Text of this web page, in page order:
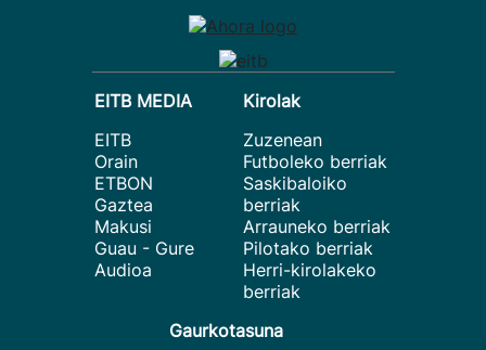
EITB MEDIA
EITB
Orain
ETBON
Gaztea
Makusi
Guau - Gure
Audioa
Kirolak
Zuzenean
Futboleko berriak
Saskibaloiko
berriak
Arrauneko berriak
Pilotako berriak
Herri-kirolakeko
berriak
Gaurkotasuna